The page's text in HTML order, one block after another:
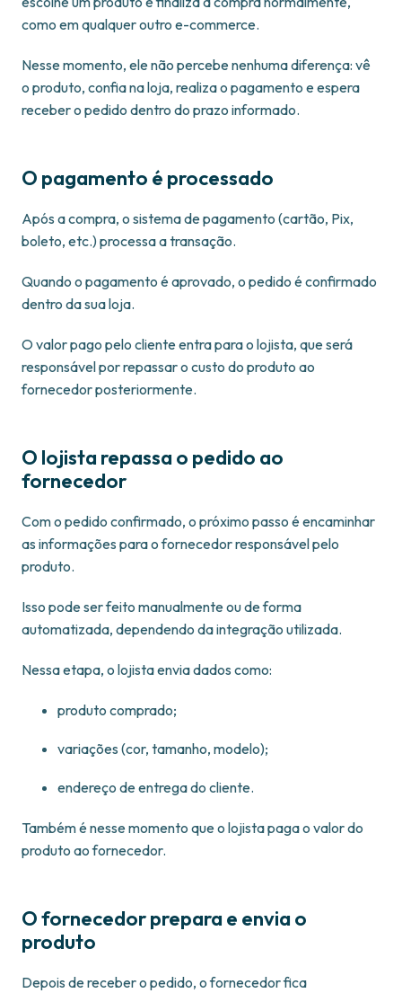
como em qualquer outro e-commerce.
Nesse momento, ele não percebe nenhuma diferença: vê
o produto, confia na loja, realiza o pagamento e espera
receber o pedido dentro do prazo informado.
O pagamento é processado
Após a compra, o sistema de pagamento (cartão, Pix,
boleto, etc.) processa a transação.
Quando o pagamento é aprovado, o pedido é confirmado
dentro da sua loja.
O valor pago pelo cliente entra para o lojista, que será
responsável por repassar o custo do produto ao
fornecedor posteriormente.
O lojista repassa o pedido ao
fornecedor
Com o pedido confirmado, o próximo passo é encaminhar
as informações para o fornecedor responsável pelo
produto.
Isso pode ser feito manualmente ou de forma
automatizada, dependendo da integração utilizada.
Nessa etapa, o lojista envia dados como:
produto comprado;
variações (cor, tamanho, modelo);
endereço de entrega do cliente.
Também é nesse momento que o lojista paga o valor do
produto ao fornecedor.
O fornecedor prepara e envia o
produto
Depois de receber o pedido, o fornecedor fica